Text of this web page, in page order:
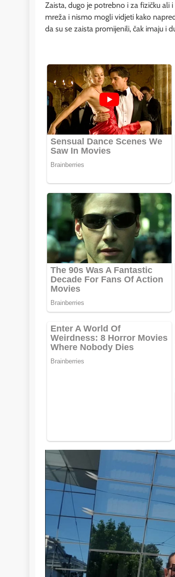
Zaista, dugo je potrebno i za fizičku ali
mreža i nismo mogli vidjeti kako
da su se zaista promijenili, čak imaju i